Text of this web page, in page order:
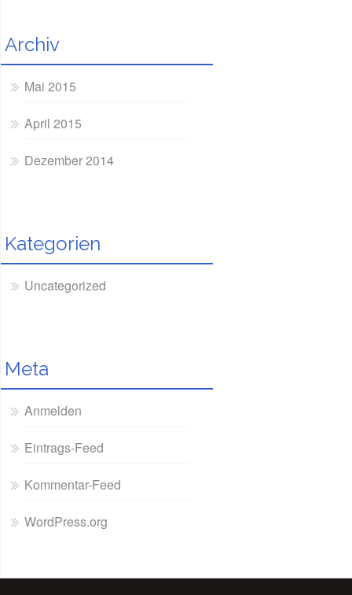
Archiv
Mai 2015
April 2015
Dezember 2014
Kategorien
Uncategorized
Meta
Anmelden
Eintrags-Feed
Kommentar-Feed
WordPress.org